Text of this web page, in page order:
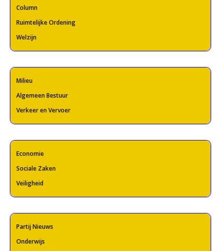
Column
Ruimtelijke Ordening
Welzijn
Milieu
Algemeen Bestuur
Verkeer en Vervoer
Economie
Sociale Zaken
Veiligheid
Partij Nieuws
Onderwijs